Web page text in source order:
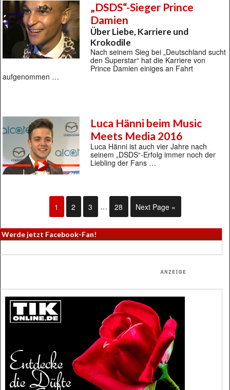
„DSDS“-Sieger Prince
Damien
Über Liebe, Karriere und
Krokodile
Nach seinem Sieg bei „Deutschland sucht
den Superstar“ hat die Karriere von
Prince Damien einiges an Fahrt
aufgenommen …
Luca Hänni beim Music
Meets Media 2016
Luca Hänni ist auch vier Jahre nach
seinem „DSDS“-Erfolg immer noch der
Liebling der Fans …
1 2 3 … 28 Next Page »
Werde jetzt Facebook-Fan!